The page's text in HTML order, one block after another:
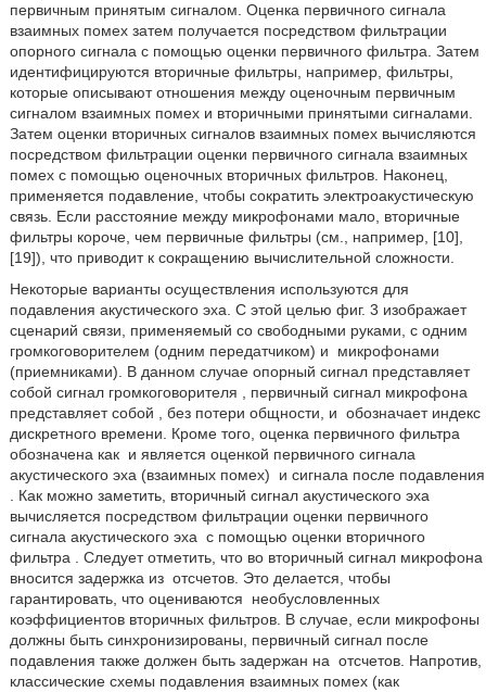
первичным принятым сигналом. Оценка первичного сигнала
взаимных помех затем получается посредством фильтрации
опорного сигнала с помощью оценки первичного фильтра. Затем
идентифицируются вторичные фильтры, например, фильтры,
которые описывают отношения между оценочным первичным
сигналом взаимных помех и вторичными принятыми сигналами.
Затем оценки вторичных сигналов взаимных помех вычисляются
посредством фильтрации оценки первичного сигнала взаимных
помех с помощью оценочных вторичных фильтров. Наконец,
применяется подавление, чтобы сократить электроакустическую
связь. Если расстояние между микрофонами мало, вторичные
фильтры короче, чем первичные фильтры (см., например, [10],
[19]), что приводит к сокращению вычислительной сложности.
Некоторые варианты осуществления используются для
подавления акустического эха. С этой целью фиг. 3 изображает
сценарий связи, применяемый со свободными руками, с одним
громкоговорителем (одним передатчиком) и
микрофонами
(приемниками). В данном случае опорный сигнал представляет
собой сигнал громкоговорителя
, первичный сигнал микрофона
представляет собой
, без потери общности, и обозначает индекс
дискретного времени. Кроме того, оценка первичного фильтра
обозначена как и является оценкой первичного сигнала
акустического эха (взаимных помех)
и сигнала после подавления
. Как можно заметить, вторичный сигнал акустического эха
вычисляется посредством фильтрации оценки первичного
сигнала акустического эха с помощью оценки вторичного
фильтра
. Следует отметить, что во вторичный сигнал микрофона
вносится задержка из отсчетов. Это делается, чтобы
гарантировать, что оцениваются
необусловленных
коэффициентов вторичных фильтров. В случае, если микрофоны
должны быть синхронизированы, первичный сигнал после
подавления также должен быть задержан на отсчетов. Напротив,
классические схемы подавления взаимных помех (как